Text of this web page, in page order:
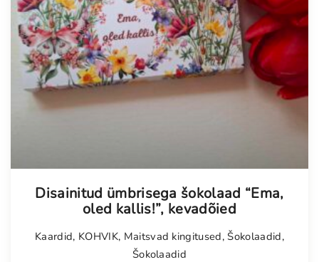
Disainitud ümbrisega šokolaad “Ema,
oled kallis!”, kevadõied
Kaardid, KOHVIK, Maitsvad kingitused,Šokolaadid,
Šokolaadid